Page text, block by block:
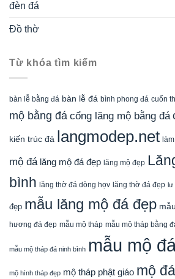
đèn đá
Đồ thờ
Từ khóa tìm kiếm
bàn lễ bằng đá bàn lễ đá bình phong đá cuốn
mộ bằng đá cổng lăng mộ bằng đá
kiến trúc đá langmodep.net
mộ đá lăng mộ đá đẹp lăng mộ đẹp
bình lăng thờ đá dòng họv lăng thờ đá đẹp lư
đẹp mẫu lăng mộ đá đẹp
hương đá đẹp mẫu mộ tháp mẫu mộ tháp bằng
mẫu mộ tháp đá ninh bình mẫu mộ
mộ hình tháp đẹp mộ tháp phật giáo mộ đá